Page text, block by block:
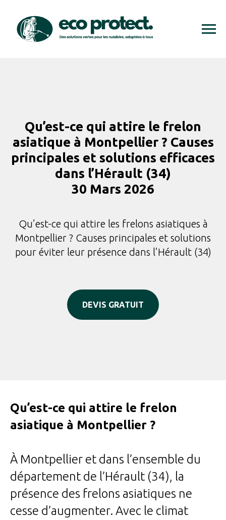
Qu’est-ce qui attire le frelon
asiatique à Montpellier ? Causes
principales et solutions efficaces
dans l’Hérault (34)
30 Mars 2026
Qu’est-ce qui attire les frelons asiatiques à
Montpellier ? Causes principales et solutions
pour éviter leur présence dans l’Hérault (34)
DEVIS GRATUIT
Qu’est-ce qui attire le frelon
asiatique à Montpellier ?
À Montpellier et dans l’ensemble du
département de l’Hérault (34), la
présence des frelons asiatiques ne
cesse d’augmenter. Avec le climat